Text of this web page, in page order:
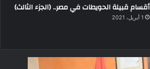
أقسام قبيلة الحويطات في مصر.. (الجزء الثالث)
1 أبريل، 2021